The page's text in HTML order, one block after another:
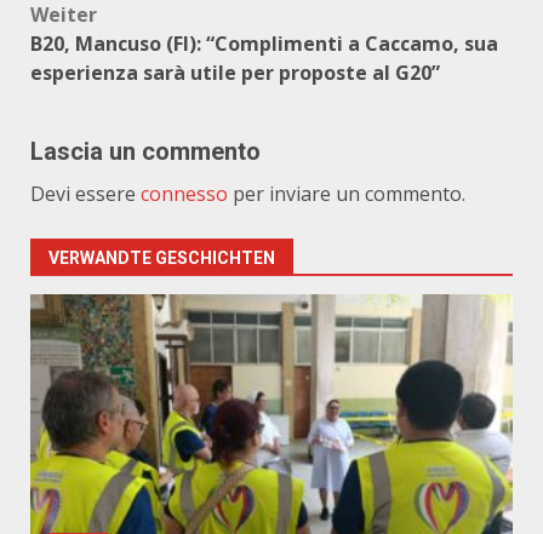
Weiter
B20, Mancuso (FI): “Complimenti a Caccamo, sua
esperienza sarà utile per proposte al G20”
Lascia un commento
Devi essere connesso per inviare un commento.
VERWANDTE GESCHICHTEN